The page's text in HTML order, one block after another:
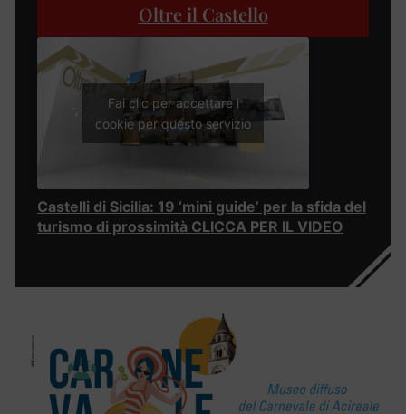
Oltre il Castello
Fai clic per accettare i
cookie per questo servizio
Castelli di Sicilia: 19 ‘mini guide’ per la sfida del
turismo di prossimità CLICCA PER IL VIDEO